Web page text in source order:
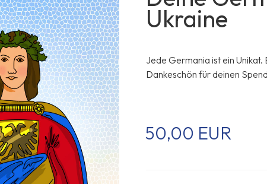
Ukraine
Jede Germania ist ein Unikat.
Dankeschön für deinen
50,00 EUR